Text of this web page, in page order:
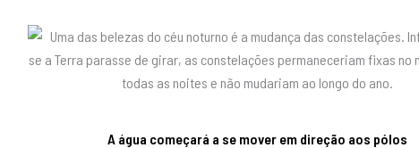
A água começará a se mover em direção aos pólos